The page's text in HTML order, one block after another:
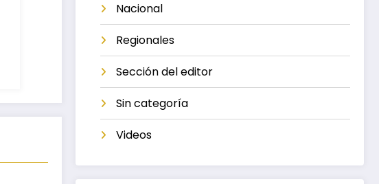
Nacional
Regionales
Sección del editor
Sin categoría
Videos